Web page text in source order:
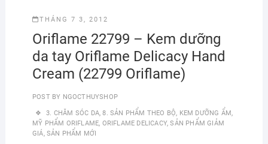
THÁNG 7 3, 2012
Oriflame 22799 – Kem dưỡng
da tay Oriflame Delicacy Hand
Cream (22799 Oriflame)
POST BY NGOCTHUYSHOP
3. CHĂM SÓC DA,8. SẢN PHẨM THEO BỘ, KEM DƯỠNG ẨM,
MỸ PHẨM ORIFLAME, ORIFLAME DELICACY,SẢN PHẨM GIẢM
GIÁ, SẢN PHẨM MỚI